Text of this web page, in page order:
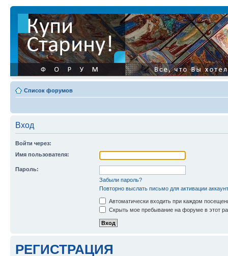
Список форумов
Вход
Войти через:
Имя пользователя:
Пароль:
Забыли пароль?
Повторно выслать письмо для активации
Автоматически входить при каждом
Скрыть мое пребывание на форуме в этот
РЕГИСТРАЦИЯ